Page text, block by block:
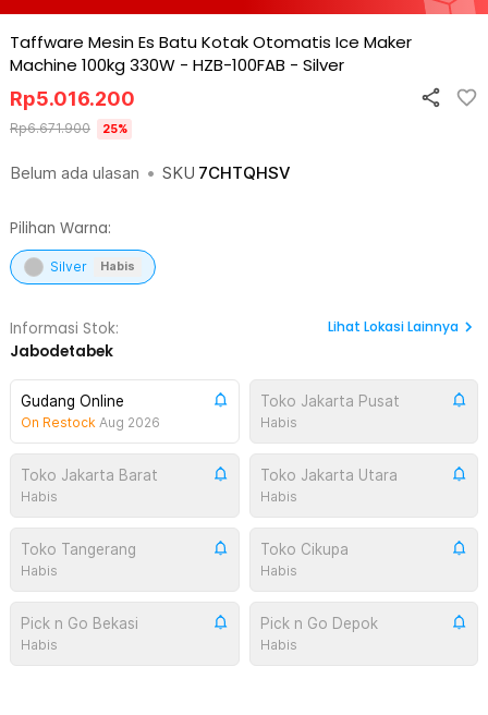
Taffware Mesin Es Batu Kotak Otomatis Ice Maker
Machine 100kg 330W - HZB-100FAB - Silver
Belum ada ulasan • SKU 7CHTQHSV
Rp5.016.200
Rp6.671.900 25%
Pilihan Warna:
Silver Habis
Informasi Stok:
Jabodetabek
Lihat Lokasi Lainnya
Gudang Online
On Restock Aug 2026
Toko Jakarta Pusat
Habis
Toko Jakarta Barat
Habis
Toko Jakarta Utara
Habis
Toko Tangerang
Habis
Toko Cikupa
Habis
Pick n Go Bekasi
Habis
Pick n Go Depok
Habis